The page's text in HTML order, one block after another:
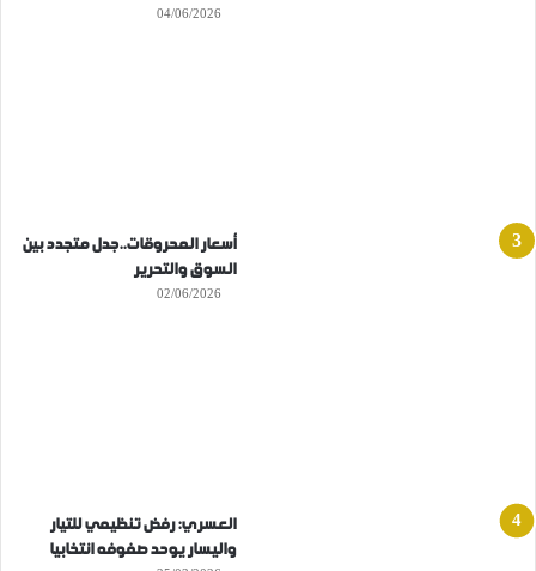
04/06/2026
أسعار المحروقات..جدل متجدد بين
السوق والتحرير
02/06/2026
العسري: رفض تنظيمي للتيار
واليسار يوحد صفوفه انتخابيا